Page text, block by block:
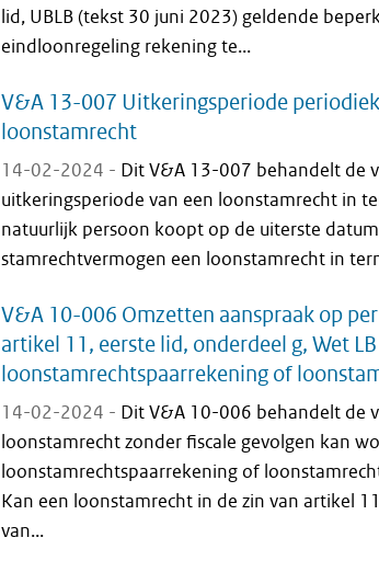
lid, UBLB (tekst 30 juni 2023) geldende
eindloonregeling rekening te...
V&A 13-007 Uitkeringsperiode
loonstamrecht
14-02-2024 - Dit V&A 13-007 behandelt de
uitkeringsperiode van een loonstamrecht in
natuurlijk persoon koopt op de uiterste
stamrechtvermogen een loonstamrecht in
V&A 10-006 Omzetten aanspraak op
artikel 11, eerste lid, onderdeel g, Wet
loonstamrechtspaarrekening of
14-02-2024 - Dit V&A 10-006 behandelt de
loonstamrecht zonder fiscale gevolgen kan
loonstamrechtspaarrekening of
Kan een loonstamrecht in de zin van artikel
van...